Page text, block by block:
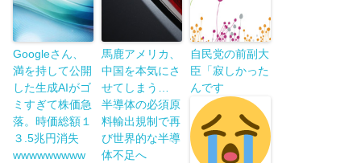
Googleさん、
満を持して公開
した生成AIがゴ
ミすぎて株価急
落。時価総額１
３.5兆円消失
wwwwwwwww
馬鹿アメリカ、
中国を本気にさ
せてしまう…
半導体の必須原
料輸出規制で再
び世界的な半導
体不足へ
自民党の前副大
臣「寂しかった
んです